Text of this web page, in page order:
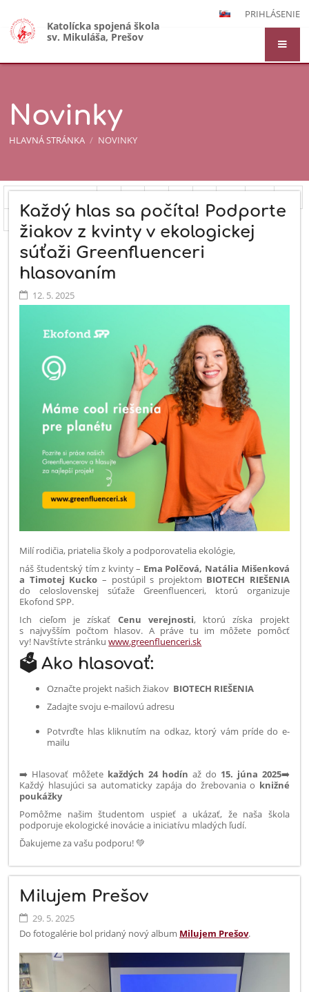
PRIHLÁSENIE
Katolícka spojená škola
sv. Mikuláša, Prešov
Novinky
HLAVNÁ STRÁNKA / NOVINKY
Novinky
Každý hlas sa počíta! Podporte
žiakov z kvinty v ekologickej
súťaži Greenfluenceri
hlasovaním
12. 5. 2025
Milí rodičia, priatelia školy a podporovatelia ekológie,
náš študentský tím z kvinty – Ema Polčová, Natália Mišenková
a Timotej Kucko – postúpil s projektom BIOTECH RIEŠENIA
do celoslovenskej súťaže Greenfluenceri, ktorú organizuje
Ekofond SPP.
Ich cieľom je získať Cenu verejnosti, ktorú získa projekt
s najvyšším počtom hlasov. A práve tu im môžete pomôcť
vy! Navštívte stránkuwww.greenfluenceri.sk
🗳️ Ako hlasovať:
Označte projekt našich žiakov BIOTECH RIEŠENIA
Zadajte svoju e-mailovú adresu
Potvrďte hlas kliknutím na odkaz, ktorý vám príde do e-
mailu
➡️ Hlasovať môžete každých 24 hodín až do 15. júna 2025➡️
Každý hlasujúci sa automaticky zapája do žrebovania o knižné
poukážky
Pomôžme našim študentom uspieť a ukázať, že naša škola
podporuje ekologické inovácie a iniciatívu mladých ľudí.
Ďakujeme za vašu podporu! 💚
Milujem Prešov
29. 5. 2025
Do fotogalérie bol pridaný nový album Milujem Prešov.
13
14 Ďalší